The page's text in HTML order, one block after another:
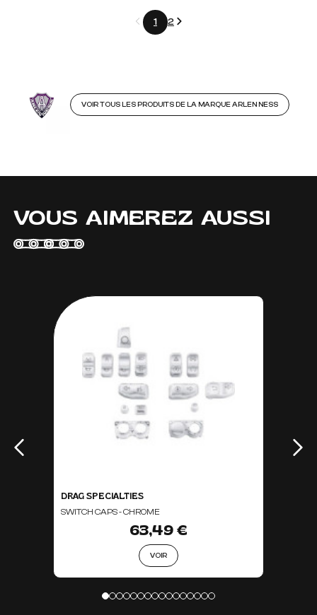
Précédent
1 2Suivant
VOIR TOUS LES PRODUITS DE LA MARQUE ARLEN NESS
VOUS AIMEREZ AUSSI
DRAG SPECIALTIES
SWITCH CAPS - CHROME
63,49 €
VOIR